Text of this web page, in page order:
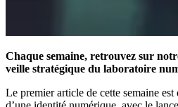
Chaque semaine, retrouvez sur
veille stratégique du laboratoire
Le premier article de cette semaine